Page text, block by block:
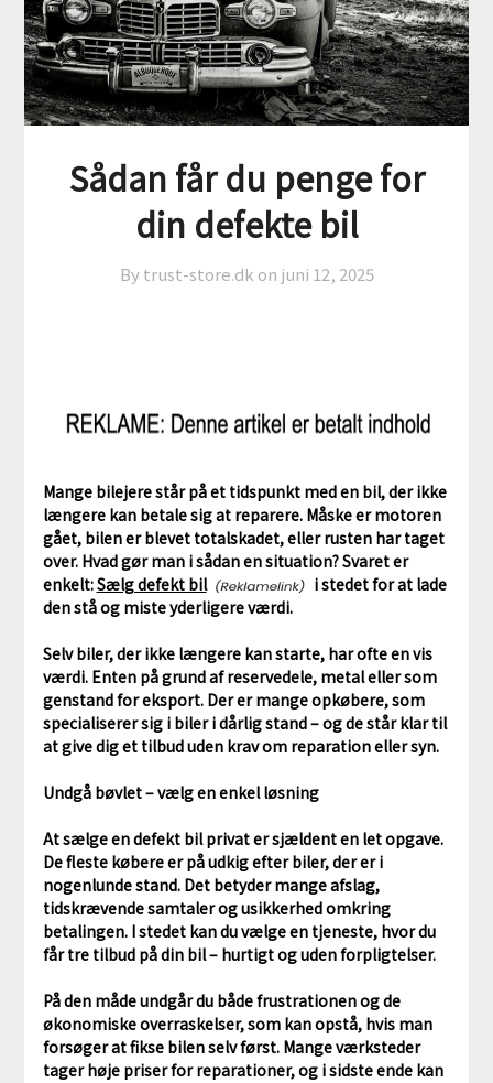
Sådan får du penge for
din defekte bil
By trust-store.dk on juni 12, 2025
Mange bilejere står på et tidspunkt med en bil, der ikke
længere kan betale sig at reparere. Måske er motoren
gået, bilen er blevet totalskadet, eller rusten har taget
over. Hvad gør man i sådan en situation? Svaret er
enkelt:Sælg defekt bil
i stedet for at lade
den stå og miste yderligere værdi.
Selv biler, der ikke længere kan starte, har ofte en vis
værdi. Enten på grund af reservedele, metal eller som
genstand for eksport. Der er mange opkøbere, som
specialiserer sig i biler i dårlig stand – og de står klar til
at give dig et tilbud uden krav om reparation eller syn.
Undgå bøvlet – vælg en enkel løsning
At sælge en defekt bil privat er sjældent en let opgave.
De fleste købere er på udkig efter biler, der er i
nogenlunde stand. Det betyder mange afslag,
tidskrævende samtaler og usikkerhed omkring
betalingen. I stedet kan du vælge en tjeneste, hvor du
får tre tilbud på din bil – hurtigt og uden forpligtelser.
På den måde undgår du både frustrationen og de
økonomiske overraskelser, som kan opstå, hvis man
forsøger at fikse bilen selv først. Mange værksteder
tager høje priser for reparationer, og i sidste ende kan